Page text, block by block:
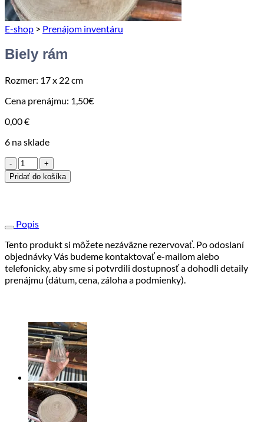
E-shop > Prenájom inventáru
Biely rám
Rozmer: 17 x 22 cm
Cena prenájmu: 1,50€
0,00€
6 na sklade
množstvo
Biely
rám
Pridať do košíka
Popis
Tento produkt si môžete nezáväzne rezervovať. Po odoslaní
objednávky Vás budeme kontaktovať e-mailom alebo
telefonicky, aby sme si potvrdili dostupnosť a dohodli detaily
prenájmu (dátum, cena, záloha a podmienky).